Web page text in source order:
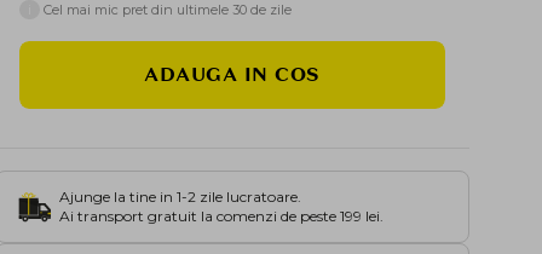
Cel mai mic pret din ultimele 30 de zile
ADAUGA IN COS
Ajunge la tine in 1-2 zile lucratoare.
Ai transport gratuit la comenzi de peste 199 lei.